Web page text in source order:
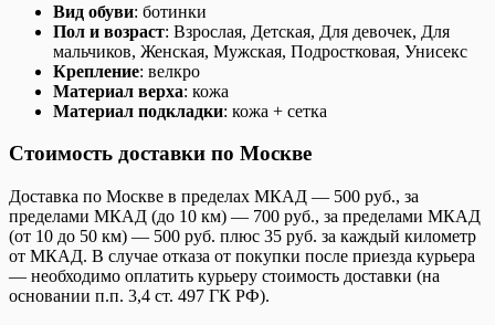
Вид обуви: ботинки
Пол и возраст: Взрослая, Детская, Для девочек, Для
мальчиков, Женская, Мужская, Подростковая, Унисекс
Крепление: велкро
Материал верха: кожа
Материал подкладки: кожа + сетка
Стоимость доставки по Москве
Доставка по Москве в пределах МКАД — 500 руб., за
пределами МКАД (до 10 км) — 700 руб., за пределами МКАД
(от 10 до 50 км) — 500 руб. плюс 35 руб. за каждый километр
от МКАД. В случае отказа от покупки после приезда курьера
— необходимо оплатить курьеру стоимость доставки (на
основании п.п. 3,4 ст. 497 ГК РФ).